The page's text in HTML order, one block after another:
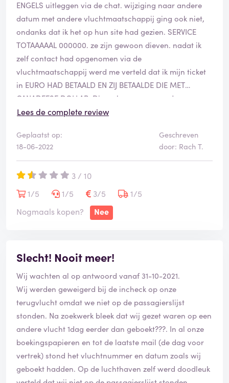
ENGELS uitleggen via de chat. wijziging naar andere
datum met andere vluchtmaatschappij ging ook niet,
ondanks dat ik het op hun site had gezien. SERVICE
TOTAAAAAL 000000. ze zijn gewoon dieven. nadat ik
zelf contact had opgenomen via de
vluchtmaatschappij werd me verteld dat ik mijn ticket
in EURO HAD BETAALD EN ZIJ BETAALDE DIE MET
CANADEESE DOLLAR, Die zo laag was waardoor er
meer kosten uit de zak van de klanten moet komen bij
geen andere woord voor
Lees de complete review
Geplaatst op:
18-06-2022
Geschreven
door: Rach T.
3 / 10
1/5
1/5 3/5
1/5
Nogmaals kopen?
Nee
Slecht! Nooit meer!
Wij wachten al op antwoord vanaf 31-10-2021.
Wij werden geweigerd bij de incheck op onze
terugvlucht omdat we niet op de passagierslijst
stonden. Na zoekwerk bleek dat wij gezet waren op een
andere vlucht 1dag eerder dan geboekt???. In al onze
boekingspapieren en tot de laatste mail (de dag voor
vertrek) stond het vluchtnummer en datum zoals wij
geboekt hadden. Op de luchthaven zelf werd doodleuk